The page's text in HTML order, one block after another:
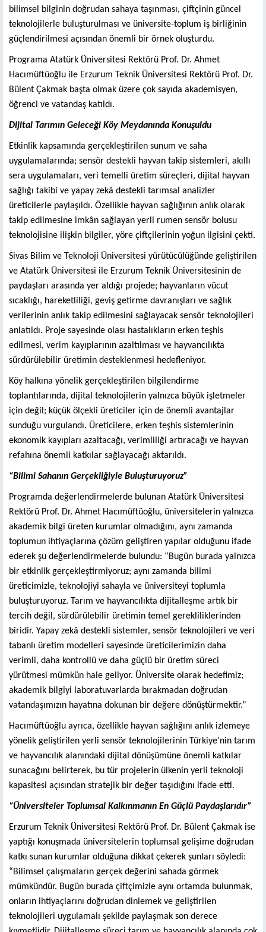
bilimsel bilginin doğrudan sahaya taşınması, çiftçinin güncel
teknolojilerle buluşturulması ve üniversite-toplum iş birliğinin
güçlendirilmesi açısından önemli bir örnek oluşturdu.
Programa Atatürk Üniversitesi Rektörü Prof. Dr. Ahmet
Hacımüftüoğlu ile Erzurum Teknik Üniversitesi Rektörü Prof. Dr.
Bülent Çakmak başta olmak üzere çok sayıda akademisyen,
öğrenci ve vatandaş katıldı.
Dijital Tarımın Geleceği Köy Meydanında Konuşuldu
Etkinlik kapsamında gerçekleştirilen sunum ve saha
uygulamalarında; sensör destekli hayvan takip sistemleri, akıllı
sera uygulamaları, veri temelli üretim süreçleri, dijital hayvan
sağlığı takibi ve yapay zekâ destekli tarımsal analizler
üreticilerle paylaşıldı. Özellikle hayvan sağlığının anlık olarak
takip edilmesine imkân sağlayan yerli rumen sensör bolusu
teknolojisine ilişkin bilgiler, yöre çiftçilerinin yoğun ilgisini çekti.
Sivas Bilim ve Teknoloji Üniversitesi yürütücülüğünde geliştirilen
ve Atatürk Üniversitesi ile Erzurum Teknik Üniversitesinin de
paydaşları arasında yer aldığı projede; hayvanların vücut
sıcaklığı, hareketliliği, geviş getirme davranışları ve sağlık
verilerinin anlık takip edilmesini sağlayacak sensör teknolojileri
anlatıldı. Proje sayesinde olası hastalıkların erken teşhis
edilmesi, verim kayıplarının azaltılması ve hayvancılıkta
sürdürülebilir üretimin desteklenmesi hedefleniyor.
Köy halkına yönelik gerçekleştirilen bilgilendirme
toplantılarında, dijital teknolojilerin yalnızca büyük işletmeler
için değil; küçük ölçekli üreticiler için de önemli avantajlar
sunduğu vurgulandı. Üreticilere, erken teşhis sistemlerinin
ekonomik kayıpları azaltacağı, verimliliği artıracağı ve hayvan
refahına önemli katkılar sağlayacağı aktarıldı.
“Bilimi Sahanın Gerçekliğiyle Buluşturuyoruz”
Programda değerlendirmelerde bulunan Atatürk Üniversitesi
Rektörü Prof. Dr. Ahmet Hacımüftüoğlu, üniversitelerin yalnızca
akademik bilgi üreten kurumlar olmadığını, aynı zamanda
toplumun ihtiyaçlarına çözüm geliştiren yapılar olduğunu ifade
ederek şu değerlendirmelerde bulundu: “Bugün burada yalnızca
bir etkinlik gerçekleştirmiyoruz; aynı zamanda bilimi
üreticimizle, teknolojiyi sahayla ve üniversiteyi toplumla
buluşturuyoruz. Tarım ve hayvancılıkta dijitalleşme artık bir
tercih değil, sürdürülebilir üretimin temel gerekliliklerinden
biridir. Yapay zekâ destekli sistemler, sensör teknolojileri ve veri
tabanlı üretim modelleri sayesinde üreticilerimizin daha
verimli, daha kontrollü ve daha güçlü bir üretim süreci
yürütmesi mümkün hale geliyor. Üniversite olarak hedefimiz;
akademik bilgiyi laboratuvarlarda bırakmadan doğrudan
vatandaşımızın hayatına dokunan bir değere dönüştürmektir.”
Hacımüftüoğlu ayrıca, özellikle hayvan sağlığını anlık izlemeye
yönelik geliştirilen yerli sensör teknolojilerinin Türkiye’nin tarım
ve hayvancılık alanındaki dijital dönüşümüne önemli katkılar
sunacağını belirterek, bu tür projelerin ülkenin yerli teknoloji
kapasitesi açısından stratejik bir değer taşıdığını ifade etti.
“Üniversiteler Toplumsal Kalkınmanın En Güçlü Paydaşlarıdır”
Erzurum Teknik Üniversitesi Rektörü Prof. Dr. Bülent Çakmak ise
yaptığı konuşmada üniversitelerin toplumsal gelişime doğrudan
katkı sunan kurumlar olduğuna dikkat çekerek şunları söyledi:
“Bilimsel çalışmaların gerçek değerini sahada görmek
mümkündür. Bugün burada çiftçimizle aynı ortamda bulunmak,
onların ihtiyaçlarını doğrudan dinlemek ve geliştirilen
teknolojileri uygulamalı şekilde paylaşmak son derece